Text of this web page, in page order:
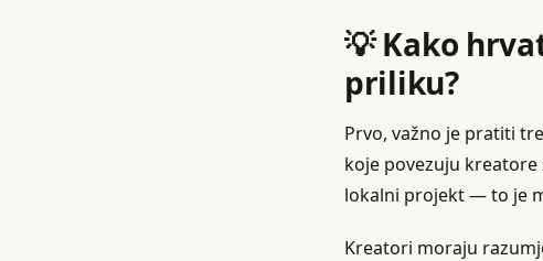
💡 Kako
priliku?
Prvo, važno je pratiti
koje povezuju
lokalni projekt — to je
Kreatori moraju